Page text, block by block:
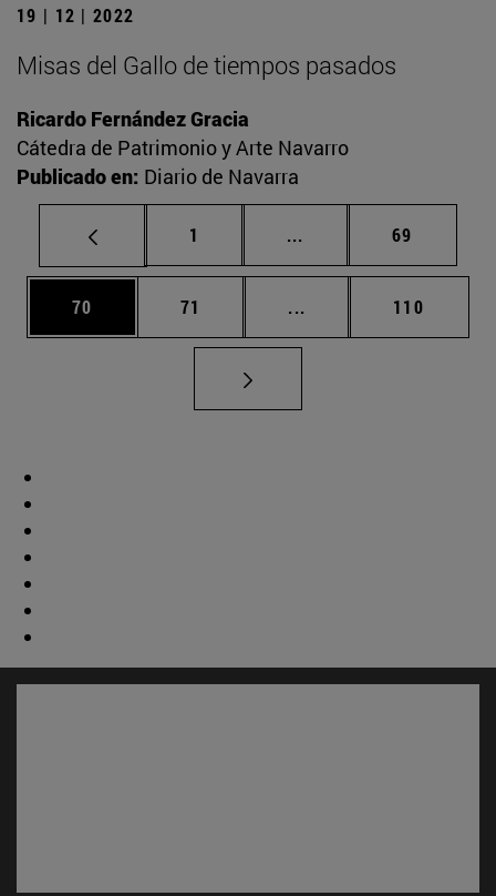
19 | 12 | 2022
Misas del Gallo de tiempos pasados
Ricardo Fernández Gracia
Cátedra de Patrimonio y Arte Navarro
Publicado en: Diario de Navarra
Página
1 ... Páginas intermedias
Página
69
Página
70 Página
71 ... Páginas intermedias
Página
110